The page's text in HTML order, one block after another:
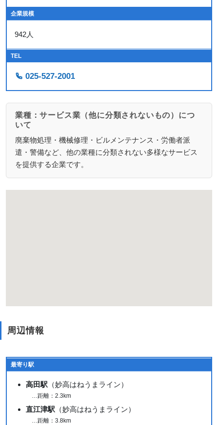
企業規模
942人
TEL
025-527-2001
業種：サービス業（他に分類されないもの）につ
いて
廃棄物処理・機械修理・ビルメンテナンス・労働者派
遣・警備など、他の業種に分類されない多様なサービス
を提供する企業です。
周辺情報
最寄り駅
高田駅 （妙高はねうまライン）
…距離：2.3km
直江津駅 （妙高はねうまライン）
…距離：3.8km